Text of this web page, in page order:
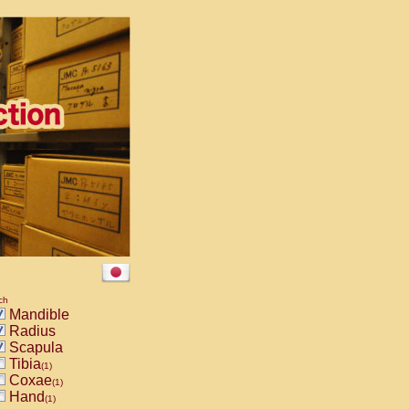
Mandible
Radius
Scapula
Tibia(1)
Coxae(1)
Hand(1)